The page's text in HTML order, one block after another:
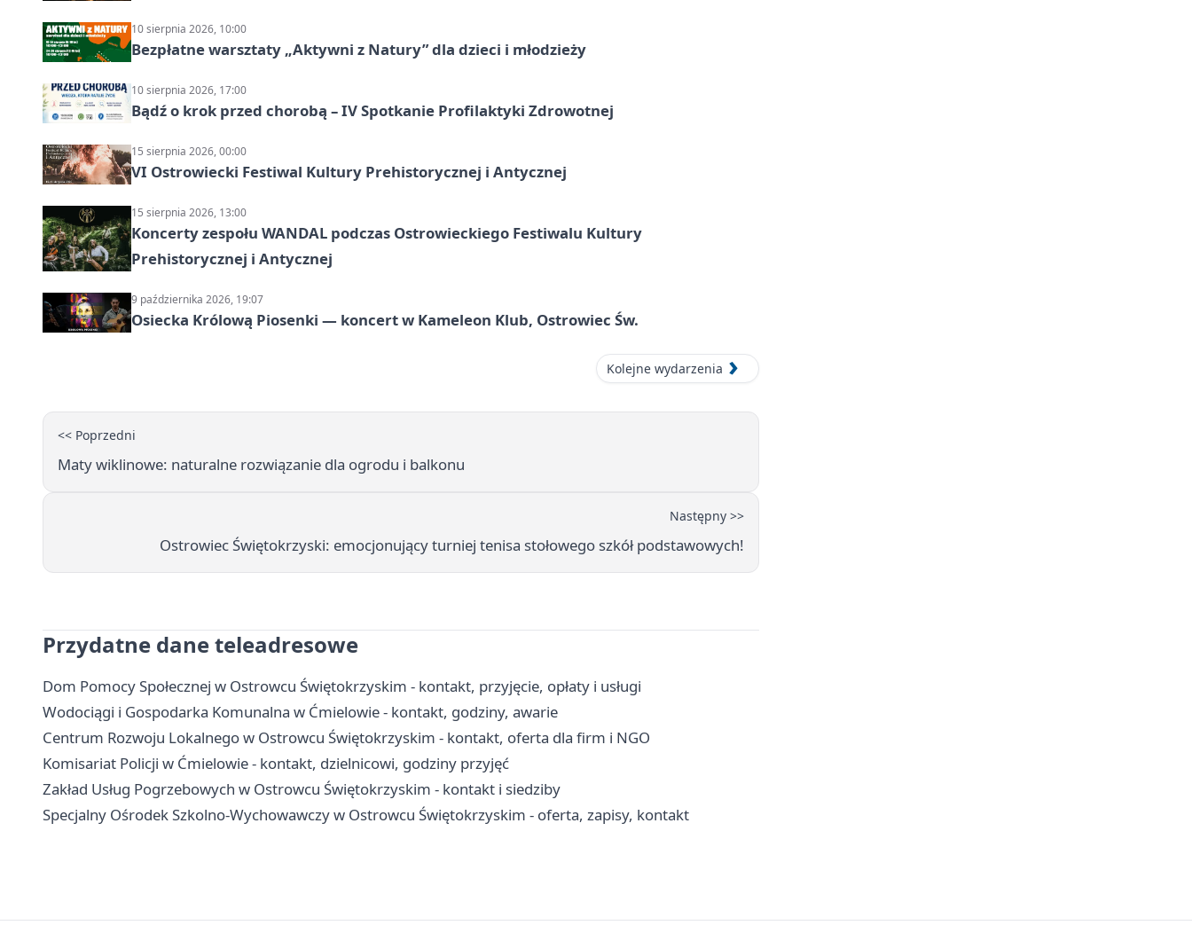
10 sierpnia 2026, 10:00
Bezpłatne warsztaty „Aktywni z Natury” dla dzieci i młodzieży
10 sierpnia 2026, 17:00
Bądź o krok przed chorobą – IV Spotkanie Profilaktyki Zdrowotnej
15 sierpnia 2026, 00:00
VI Ostrowiecki Festiwal Kultury Prehistorycznej i Antycznej
15 sierpnia 2026, 13:00
Koncerty zespołu WANDAL podczas Ostrowieckiego Festiwalu Kultury
Prehistorycznej i Antycznej
9 października 2026, 19:07
Osiecka Królową Piosenki — koncert w Kameleon Klub, Ostrowiec Św.
Kolejne wydarzenia
<< Poprzedni
Maty wiklinowe: naturalne rozwiązanie dla ogrodu i balkonu
Następny >>
Ostrowiec Świętokrzyski: emocjonujący turniej tenisa stołowego szkół podstawowych!
Przydatne dane teleadresowe
Dom Pomocy Społecznej w Ostrowcu Świętokrzyskim - kontakt, przyjęcie, opłaty i usługi
Wodociągi i Gospodarka Komunalna w Ćmielowie - kontakt, godziny, awarie
Centrum Rozwoju Lokalnego w Ostrowcu Świętokrzyskim - kontakt, oferta dla firm i NGO
Komisariat Policji w Ćmielowie - kontakt, dzielnicowi, godziny przyjęć
Zakład Usług Pogrzebowych w Ostrowcu Świętokrzyskim - kontakt i siedziby
Specjalny Ośrodek Szkolno-Wychowawczy w Ostrowcu Świętokrzyskim - oferta, zapisy, kontakt